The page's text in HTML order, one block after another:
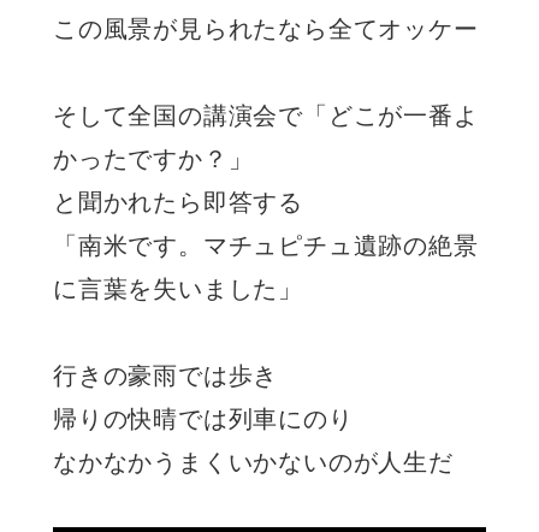
この風景が見られたなら全てオッケー
そして全国の講演会で「どこが一番よ
かったですか？」
と聞かれたら即答する
「南米です。マチュピチュ遺跡の絶景
に言葉を失いました」
行きの豪雨では歩き
帰りの快晴では列車にのり
なかなかうまくいかないのが人生だ